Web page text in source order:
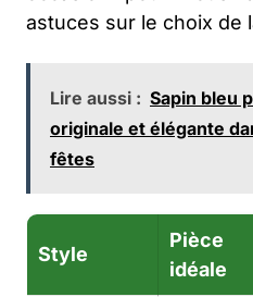
astuces sur le choix de
Lire aussi : Sapin bleu
originale et élégante
fêtes
Style
Pièce
idéale